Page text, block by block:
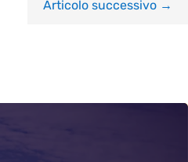
Articolo successivo→